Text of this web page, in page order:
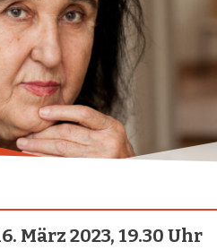
März 2023, 19.30 Uhr